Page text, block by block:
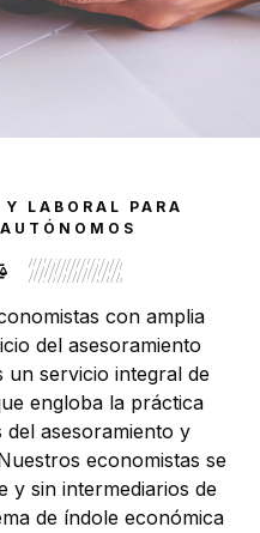
LABORAL PARA
con amplia
del asesoramiento
un servicio integral de
engloba la práctica
del asesoramiento y
economistas se
y sin intermediarios de
de índole económica